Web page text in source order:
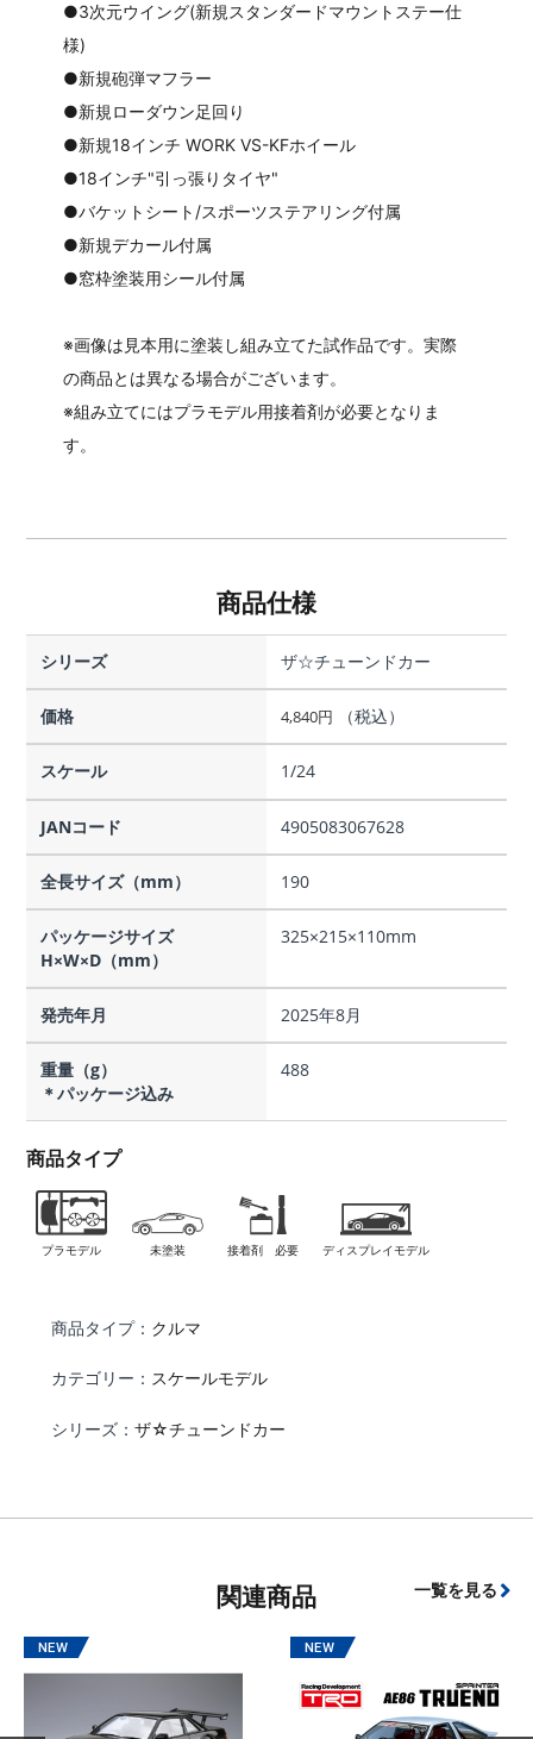
●3次元ウイング(新規スタンダードマウントステー仕
様)
●新規砲弾マフラー
●新規ローダウン足回り
●新規18インチ WORK VS-KFホイール
●18インチ"引っ張りタイヤ"
●バケットシート/スポーツステアリング付属
●新規デカール付属
●窓枠塗装用シール付属
※画像は見本用に塗装し組み立てた試作品です。実際
の商品とは異なる場合がございます。
※組み立てにはプラモデル用接着剤が必要となりま
す。
商品仕様
シリーズ ザ☆チューンドカー
価格 4,840円 （税込）
スケール 1/24
JANコード 4905083067628
全長サイズ（mm） 190
パッケージサイズ
H×W×D（mm）
325×215×110mm
発売年月 2025年8月
重量（g）
＊パッケージ込み
488
商品タイプ
プラモデル 未塗装 接着剤 必要 ディスプレイモデル
商品タイプ： クルマ
カテゴリー： スケールモデル
シリーズ： ザ☆チューンドカー
関連商品 一覧を見る